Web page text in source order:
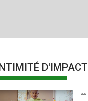
D'IMPACT